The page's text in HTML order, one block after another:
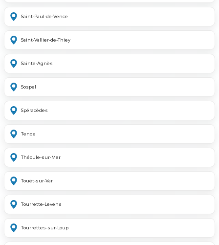
Saint-Paul-de-Vence
Saint-Vallier-de-Thiey
Sainte-Agnès
Sospel
Spéracèdes
Tende
Théoule-sur-Mer
Touët-sur-Var
Tourrette-Levens
Tourrettes-sur-Loup